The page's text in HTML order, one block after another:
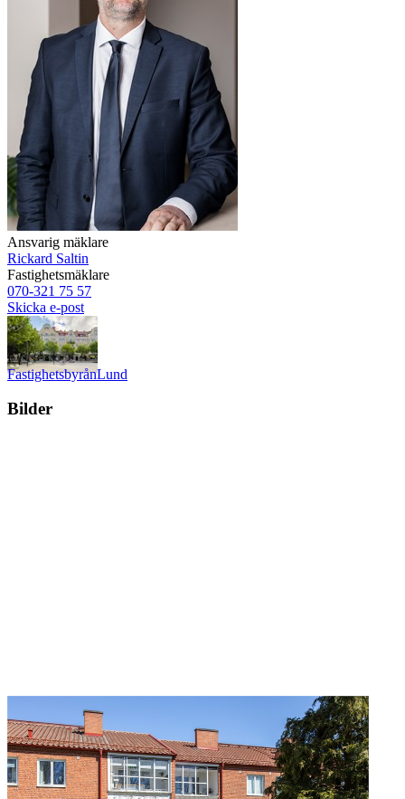
Ansvarig mäklare
Rickard Saltin
Fastighetsmäklare
070-321 75 57
Skicka e-post
FastighetsbyrånLund
Bilder